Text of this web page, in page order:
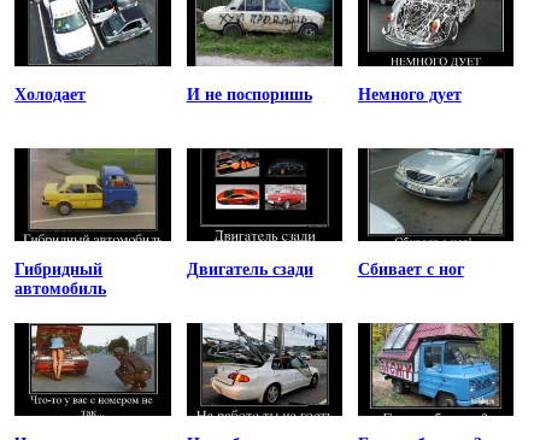
Холодает И не поспоришь Немного дует
Гибридный
автомобиль
Двигатель сзади Сбивает с ног